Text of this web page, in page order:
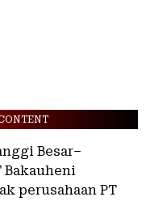
Besar–
Bakauheni
perusahaan PT